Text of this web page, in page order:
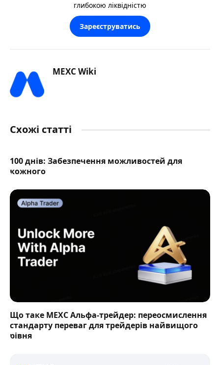
глибокою ліквідністю
Зареєструватись
MEXC Wiki
Схожі статті
100 днів: Забезпечення можливостей для
кожного
Що таке MEXC Альфа-трейдер: переосмислення
стандарту переваг для трейдерів найвищого
рівня